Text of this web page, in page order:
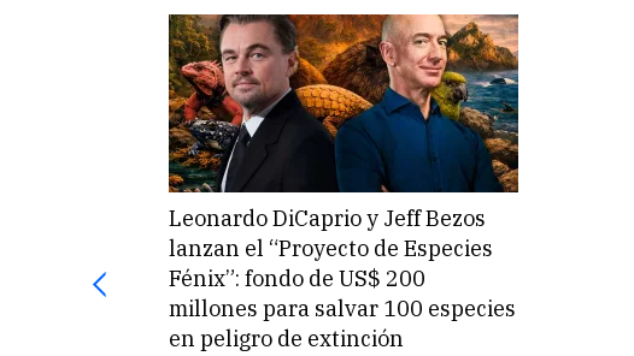
Leonardo DiCaprio y Jeff Bezos
lanzan el “Proyecto de Especies
Fénix”: fondo de US$ 200
millones para salvar 100 especies
en peligro de extinción